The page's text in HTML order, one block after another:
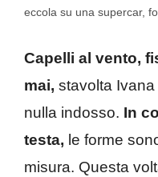
eccola su una supercar,
Capelli al vento,
mai, stavolta
nulla indosso. In
testa, le forme
misura. Questa